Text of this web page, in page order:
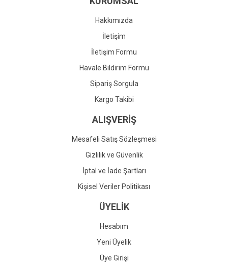
Gönder
Hakkımızda
İletişim
İletişim Formu
Havale Bildirim Formu
Sipariş Sorgula
Kargo Takibi
ALIŞVERİŞ
Mesafeli Satış Sözleşmesi
Gizlilik ve Güvenlik
İptal ve İade Şartları
Kişisel Veriler Politikası
ÜYELİK
Hesabım
Yeni Üyelik
Üye Girişi